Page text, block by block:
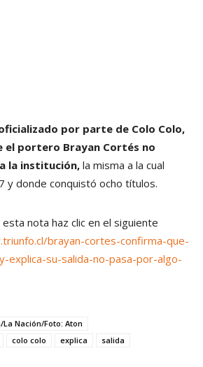
por parte de Colo Colo,
el portero Brayan Cortés no
la institución,la misma a la cual
y donde conquistó ocho títulos.
nota haz clic en el siguiente
brayan-cortes-confirma-que-
explica-su-salida-no-pasa-por-algo-
La Nación/Foto: Aton
colo colo explica salida